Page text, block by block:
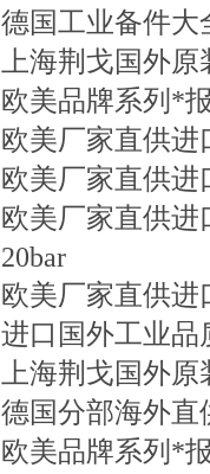
德国工业备件大
上海荆戈国外
欧美品牌系列*
欧美厂家直供进
欧美厂家直供进
欧美厂家直供进
20bar
欧美厂家直供进
进口国外工业品
上海荆戈国外
德国分部海外直
欧美品牌系列*